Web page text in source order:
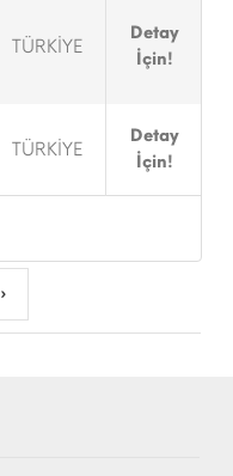
TÜRKİYE
Detay
İçin!
TÜRKİYE
Detay
İçin!
›